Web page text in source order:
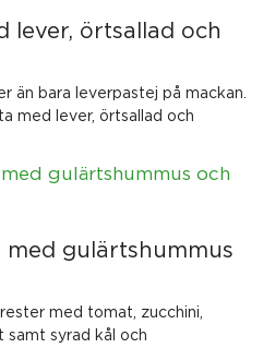
lever, örtsallad och
än bara leverpastej på mackan.
med lever, örtsallad och
med gulärtshummus
med tomat, zucchini,
samt syrad kål och